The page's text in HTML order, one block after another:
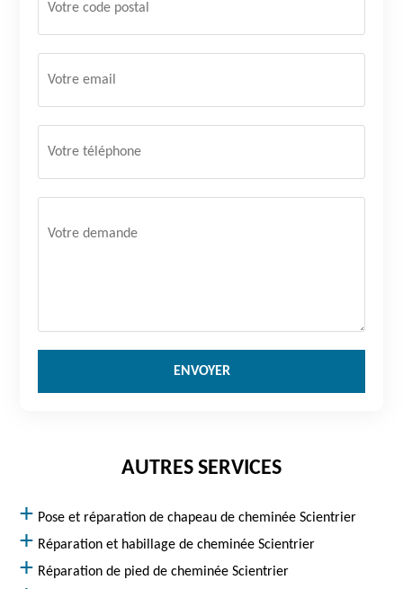
AUTRES SERVICES
Pose et réparation de chapeau de cheminée Scientrier
Réparation et habillage de cheminée Scientrier
Réparation de pied de cheminée Scientrier